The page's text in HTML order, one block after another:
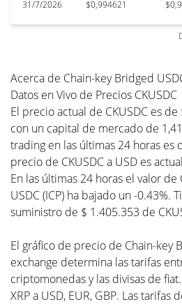
31/7/2026 $0,994621
Acerca de Chain-key Bridged
Datos en Vivo de Precios CKUSDC
El precio actual de CKUSDC es de
con un capital de mercado de
trading en las últimas 24 horas es
precio de CKUSDC a USD es
En las últimas 24 horas el valor
USDC (ICP) ha bajado un -0.43%.
suministro de $ 1.405.353 de
El gráfico de precio de Chain-key
exchange determina las tarifas
criptomonedas y las divisas de
XRP a USD, EUR, GBP. Las tarifas